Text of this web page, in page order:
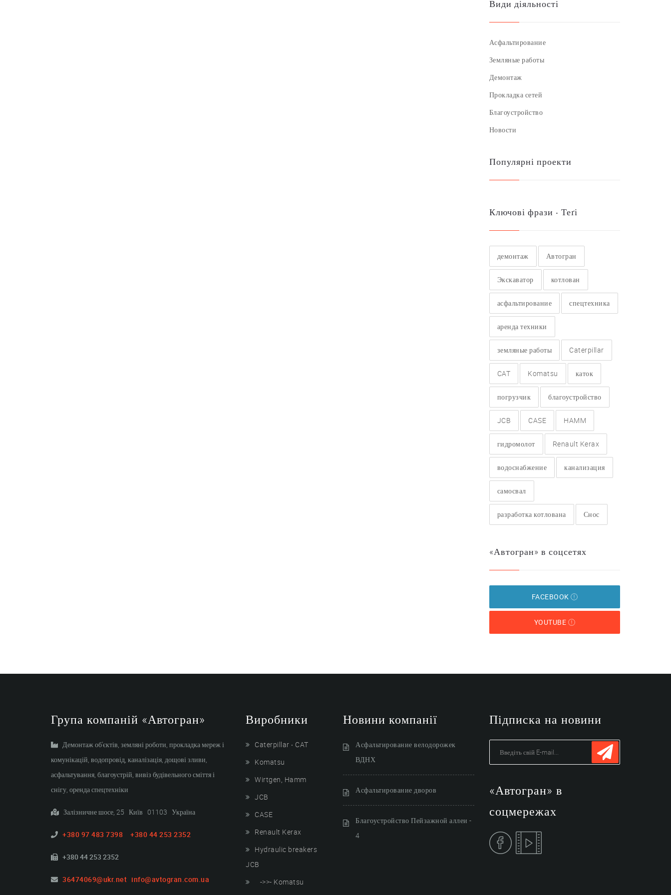
Види діяльності
Асфальтирование
Земляные работы
Демонтаж
Прокладка сетей
Благоустройство
Новости
Популярні проекти
Ключові фрази ‧ Теґі
демонтаж Автогран
Экскаватор котлован
асфальтирование спецтехника
аренда техники
земляные работы Caterpillar
CAT Komatsu каток
погрузчик благоустройство
JCB CASE HAMM
гидромолот Renault Kerax
водоснабжение канализация
самосвал
разработка котлована Снос
«Автогран» в соцсетях
FACEBOOK
YOUTUBE
Група компаній «Автогран»
Демонтаж об'єктів, земляні роботи, прокладка мереж і
комунікацій, водопровід, каналізація, дощові зливи,
асфальтування, благоустрій, вивіз будівельного сміття і
снігу, оренда спецтехніки
Залізничне шосе, 25 Київ 01103 Україна
+380 97 483 7398 +380 44 253 2352
+380 44 253 2352
36474069@ukr.net info@avtogran.com.ua
Виробники
Caterpillar ‧ CAT
Komatsu
Wirtgen, Hamm
JCB
CASE
Renault Kerax
Hydraulic breakers
JCB
->>- Komatsu
Новини компанії
Асфальтирование велодорожек
ВДНХ
Асфальтирование дворов
Благоустройство Пейзажной аллеи -
4
Підписка на новини
«Автогран» в
соцмережах